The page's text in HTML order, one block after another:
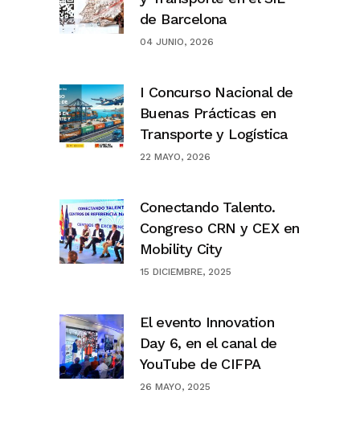
de Barcelona
04 JUNIO, 2026
I Concurso Nacional de
Buenas Prácticas en
Transporte y Logística
22 MAYO, 2026
Conectando Talento.
Congreso CRN y CEX en
Mobility City
15 DICIEMBRE, 2025
El evento Innovation
Day 6, en el canal de
YouTube de CIFPA
26 MAYO, 2025